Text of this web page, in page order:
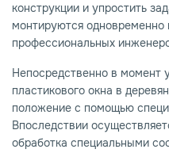
конструкции и упростить
монтируются одновременно
профессиональных
Непосредственно в момент
пластикового окна в
положение с помощью
Впоследствии
обработка специальными